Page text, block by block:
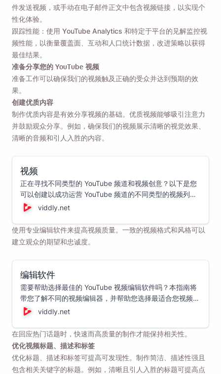
件发送视频，或手动在电子邮件正文中包含视频链接，以实现个
性化体验。
跟踪性能：使用 YouTube Analytics 和特定于平台的见解监控视
频性能，以衡量覆盖面、互动和人口统计数据，改进策略以获得
最佳结果。
准备分享您的 YouTube 视频
准备工作可以确保我们的视频触及正确的受众并达到预期的效
果。
创建优质内容
制作优质内容是有效分享视频的基础。优质视频能够吸引注意力
并鼓励观众分享。例如，确保我们的视频展示清晰的视觉效果、
清晰的音频和引人入胜的内容。
视频
正在寻找不同类型的 YouTube 频道和视频创意？以下是您
可以创建以成功运营 YouTube 频道的不同类型的视频列
表。
viddly.net
使用专业编辑软件来提高视频质量。一致的视频格式和风格可以
建立观众的期望和忠诚度。
编辑软件
需要帮助选择最佳的 YouTube 视频编辑软件吗？本指南将
带您了解不同的视频编辑器，并帮助您选择最适合您视频编
辑需求的选项！
viddly.net
在回应热门话题时，快速而高质量的制作才能保持相关性。
优化视频标题、描述和标签
优化标题、描述和标签可提高可发现性。制作简洁、描述性强且
包含相关关键字的标题。例如，清晰且引人入胜的标题可提高点